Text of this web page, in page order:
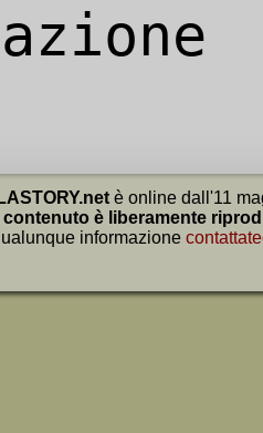
è online dall'11
contenuto è liberamente
informazione